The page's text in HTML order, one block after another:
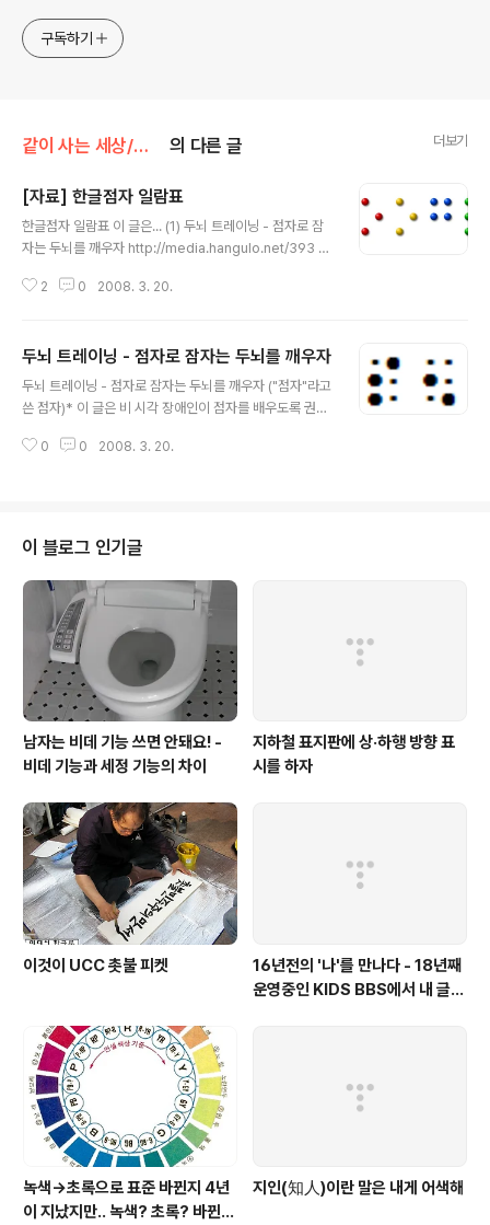
구독하기
같이 사는 세상/점자-두뇌 트레이닝 의 다른 글 더보기
[자료] 한글점자 일람표
한글점자 일람표 이 글은... (1) 두뇌 트레이닝 - 점자로 잠
자는 두뇌를 깨우자 http://media.hangulo.net/393 을
속 업데이트되고 수정될 예정입니다. 점자위치 ①④ ②⑤
라고 한다. ㅋ의 경우는 124점이라고 표현한다. ★ 첫소리
자음 ㄱ ㄴ ㄷ ㄹ ㅁ ㅂ ㅅ ㅇ ㅈ ㅊ ㅋ ㅌ ㅍ ㅎ 된소리 첫소
리 ○● ○○ ○○ ●● ○○ ○○ ○● ●○ ○○ ○○ ○
● ●● ○○ ○● ○○ ○● ○○ ○● ○● ●● ●○ ○
2 0 2008. 3. 20.
두뇌 트레이닝 - 점자로 잠자는 두뇌를 깨우자
두뇌 트레이닝 - 점자로 잠자는 두뇌를 깨우자 ("점자"라고
쓴 점자)* 이 글은 비 시각 장애인이 점자를 배우도록 권장
를 깨우자2. 어느 사장님의 방침 - 한글 자석 장난감 속의
위의 길 / 2. 저를 눌러주세요 - 또 하나의 신호등, 음성 신
호기점자를 배우자?점자는 시각장애인들이 글을 읽고 쓰
는 수단이라 알고 있는데, 눈이 잘 보이는 사람에게 “점
자”를 배우라니, 대체 이건 무슨 뚱딴지같은 소리인가?하
지만, 우리는 알게 모르게 수많은 점자들 속에서 살아가고
있으..
0 0 2008. 3. 20.
이 블로그 인기글
남자는 비데 기능 쓰면 안돼요! -
비데 기능과 세정 기능의 차이
지하철 표지판에 상·하행 방향 표
시를 하자
이것이 UCC 촛불 피켓
16년전의 '나'를 만나다 - 18년째
운영중인 KIDS BBS에서 내 글을
녹색→초록으로 표준 바뀐지 4년
이 지났지만.. 녹색? 초록? 바뀐
지인(知人)이란 말은 내게 어색해